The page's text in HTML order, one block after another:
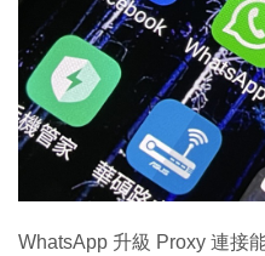
WhatsApp 升級 Proxy 連接